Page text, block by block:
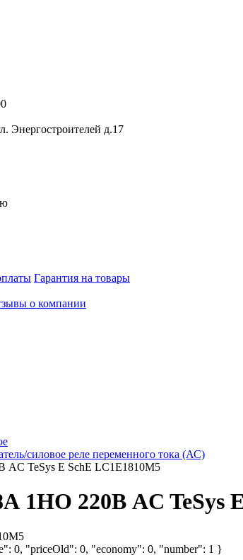
Энергостроителей д.17
Гарантия на товары
о компании
силовое реле переменного тока (АС)
TeSys E SchE LC1E1810M5
1НО 220В AC TeSys
0, "priceOld": 0, "economy": 0, "number": 1 }